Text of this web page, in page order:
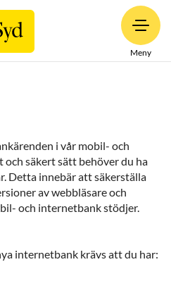
Meny
i vår mobil- och
säkert sätt behöver du ha
Detta innebär att säkerställa
av webbläsare och
och internetbank stödjer.
internetbank krävs att du har: